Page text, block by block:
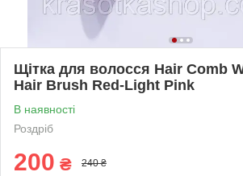
Щітка для волосся Hair Comb
Hair Brush Red-Light Pink
В наявності
Роздріб
200 ₴ 240 ₴